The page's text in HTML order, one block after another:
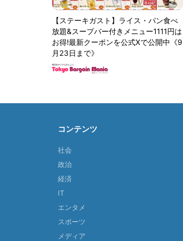
【ステーキガスト】ライス・パン食べ
放題&スープバー付きメニュー1111円は
お得!最新クーポンを公式Xで公開中《9
月23日まで》
コンテンツ
社会
政治
経済
IT
エンタメ
スポーツ
メディア